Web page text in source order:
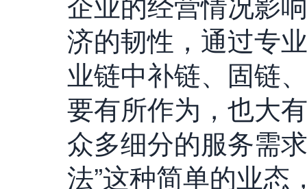
济的韧性，通过专
业链中补链、固链
要有所作为，也大
众多细分的服务需
法”这种简单的业态